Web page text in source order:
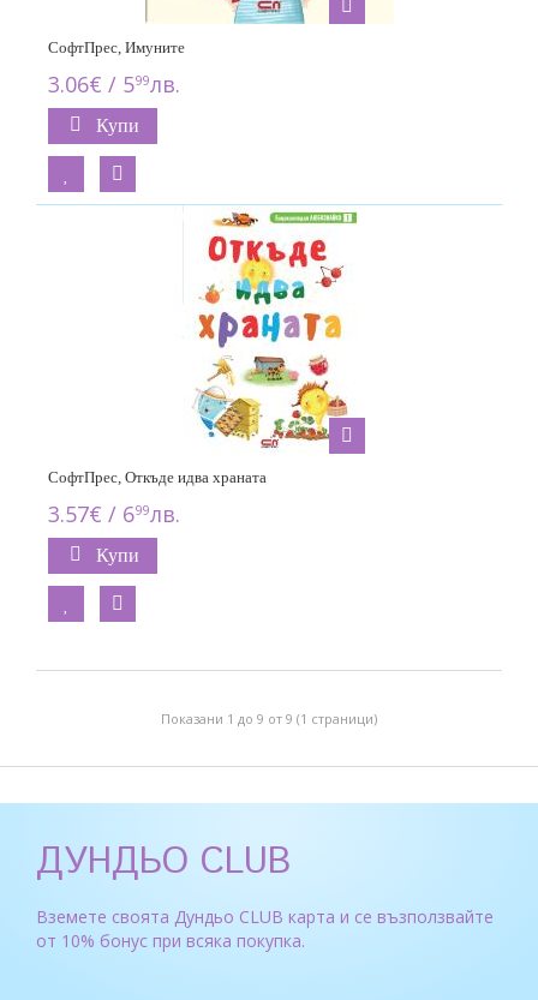
СофтПрес, Имуните
3.06€ / 599лв.
Купи
СофтПрес, Откъде идва храната
3.57€ / 699лв.
Купи
Показани 1 до 9 от 9 (1 страници)
ДУНДЬО CLUB
Вземете своята Дундьо CLUB карта и се възползвайте
от 10% бонус при всяка покупка.